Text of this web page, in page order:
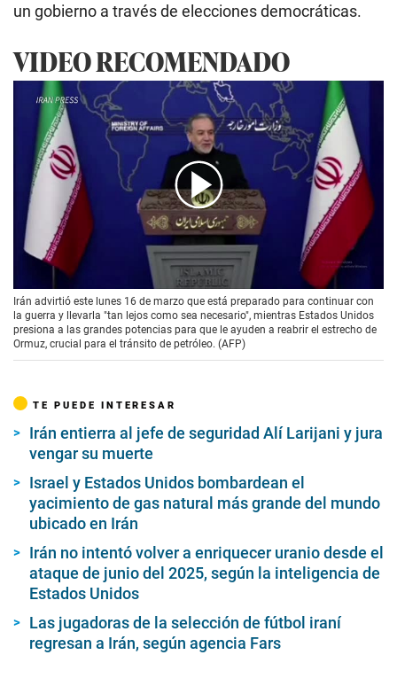
un gobierno a través de elecciones democráticas.
VIDEO RECOMENDADO
Irán advirtió este lunes 16 de marzo que está preparado para continuar con
la guerra y llevarla "tan lejos como sea necesario", mientras Estados Unidos
presiona a las grandes potencias para que le ayuden a reabrir el estrecho de
Ormuz, crucial para el tránsito de petróleo. (AFP)
TE PUEDE INTERESAR
Irán entierra al jefe de seguridad Alí Larijani y jura
vengar su muerte
Israel y Estados Unidos bombardean el
yacimiento de gas natural más grande del mundo
ubicado en Irán
Irán no intentó volver a enriquecer uranio desde el
ataque de junio del 2025, según la inteligencia de
Estados Unidos
Las jugadoras de la selección de fútbol iraní
regresan a Irán, según agencia Fars